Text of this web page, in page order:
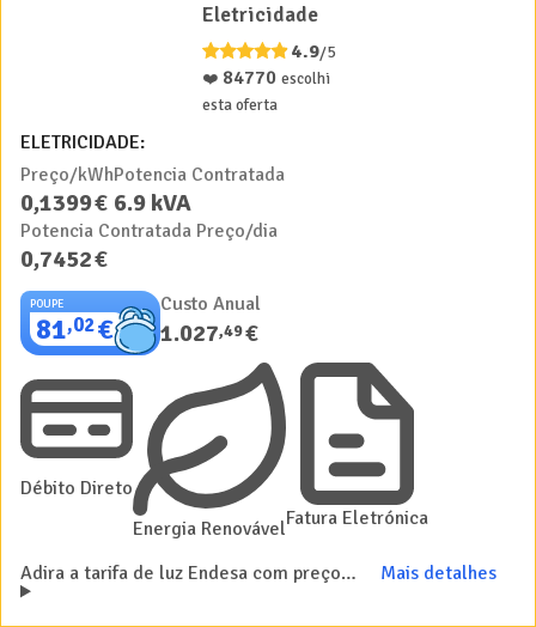
Eletricidade
ELETRICIDADE:
Preço/kWh
0,1399€
Potencia Contratada
6.9 kVA
Potencia Contratada Preço/dia
0,7452€
POUPE
81,02€
Custo Anual
1.027,49€
Débito Direto
Energia RenovávelFatura Eletrónica
4.9/5
❤️ 84770 escolhi
esta oferta
Adira a tarifa de luz Endesa com preços de apenas 0.1399€/kWh Mais detalhes